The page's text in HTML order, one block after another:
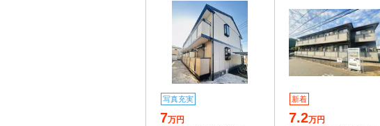
写真充実
7万円
新着
7.2万円